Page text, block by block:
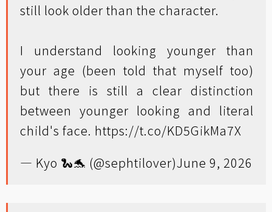
still look older than the character.
I understand looking younger than
your age (been told that myself too)
but there is still a clear distinction
between younger looking and literal
child's face. https://t.co/KD5GikMa7X
— Kyo 🐍🐬 (@sephtilover)June 9, 2026